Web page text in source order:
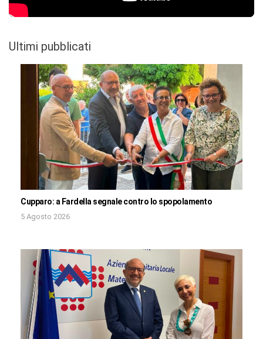
Ultimi pubblicati
Cupparo: a Fardella segnale contro lo spopolamento
5 Agosto 2026